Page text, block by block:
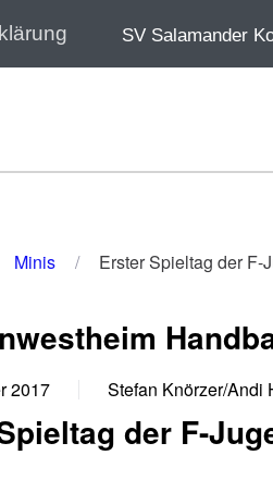
SV Salamander
Minis Erster Spieltag der F-
2017 Stefan Knörzer/Andi
der F-